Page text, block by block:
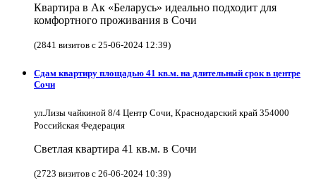
Квартира в Ак «Беларусь» идеально подходит для
комфортного проживания в Сочи
(2841 визитов с 25-06-2024 12:39)
Сдам квартиру площадью 41 кв.м. на длительный срок в центре
Сочи
ул.Лизы чайкиной 8/4 Центр Сочи, Краснодарский край 354000
Российская Федерация
Светлая квартира 41 кв.м. в Сочи
(2723 визитов с 26-06-2024 10:39)